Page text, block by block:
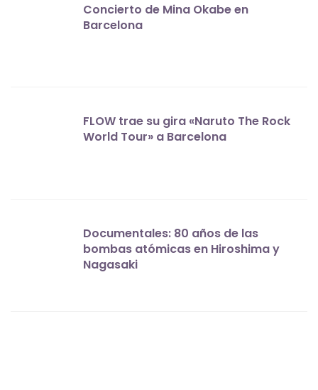
Concierto de Mina Okabe en
Barcelona
FLOW trae su gira «Naruto The Rock
World Tour» a Barcelona
Documentales: 80 años de las
bombas atómicas en Hiroshima y
Nagasaki